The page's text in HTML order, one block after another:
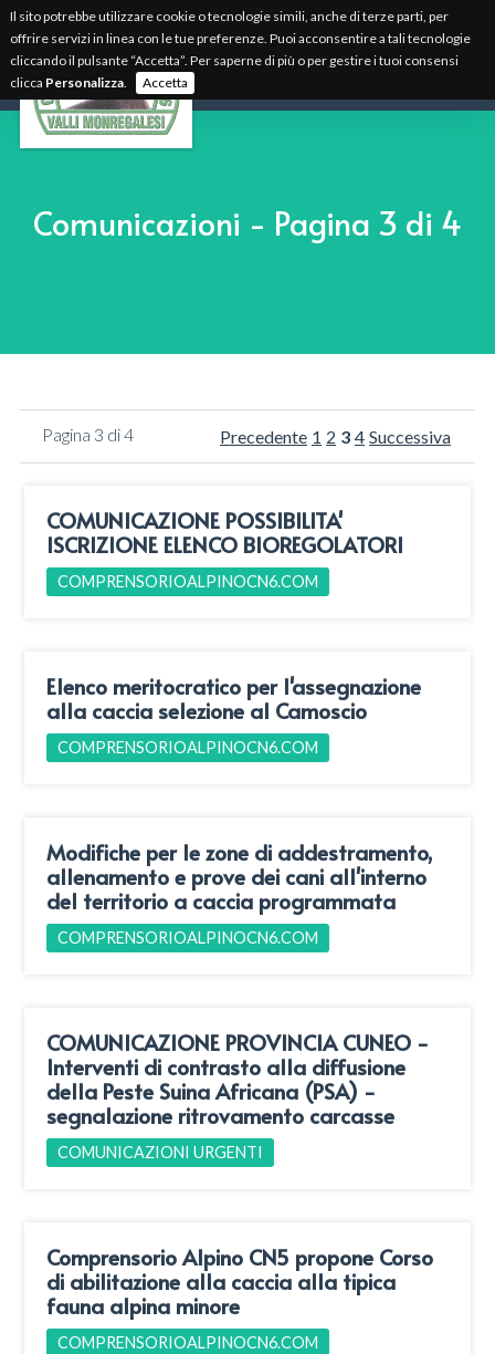
Comunicazioni - Pagina 3 di 4
Pagina 3 di 4 Precedente 1 2 3 4 Successiva
COMUNICAZIONE POSSIBILITA'
ISCRIZIONE ELENCO BIOREGOLATORI
COMPRENSORIOALPINOCN6.COM
Elenco meritocratico per l'assegnazione
alla caccia selezione al Camoscio
COMPRENSORIOALPINOCN6.COM
Modifiche per le zone di addestramento,
allenamento e prove dei cani all'interno
del territorio a caccia programmata
COMPRENSORIOALPINOCN6.COM
COMUNICAZIONE PROVINCIA CUNEO -
Interventi di contrasto alla diffusione
della Peste Suina Africana (PSA) -
segnalazione ritrovamento carcasse
COMUNICAZIONI URGENTI
Comprensorio Alpino CN5 propone Corso
di abilitazione alla caccia alla tipica
fauna alpina minore
COMPRENSORIOALPINOCN6.COM
Il sito potrebbe utilizzare cookie o tecnologie simili, anche di terze parti, per
offrire servizi in linea con le tue preferenze. Puoi acconsentire a tali tecnologie
cliccando il pulsante “Accetta”. Per saperne di più o per gestire i tuoi consensi
clicca Personalizza. Accetta